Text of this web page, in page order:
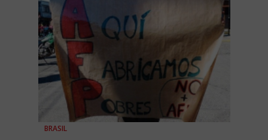
BRASIL